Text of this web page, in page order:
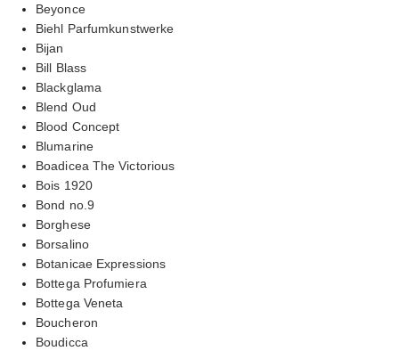
Beyonce
Biehl Parfumkunstwerke
Bijan
Bill Blass
Blackglama
Blend Oud
Blood Concept
Blumarine
Boadicea The Victorious
Bois 1920
Bond no.9
Borghese
Borsalino
Botanicae Expressions
Bottega Profumiera
Bottega Veneta
Boucheron
Boudicca